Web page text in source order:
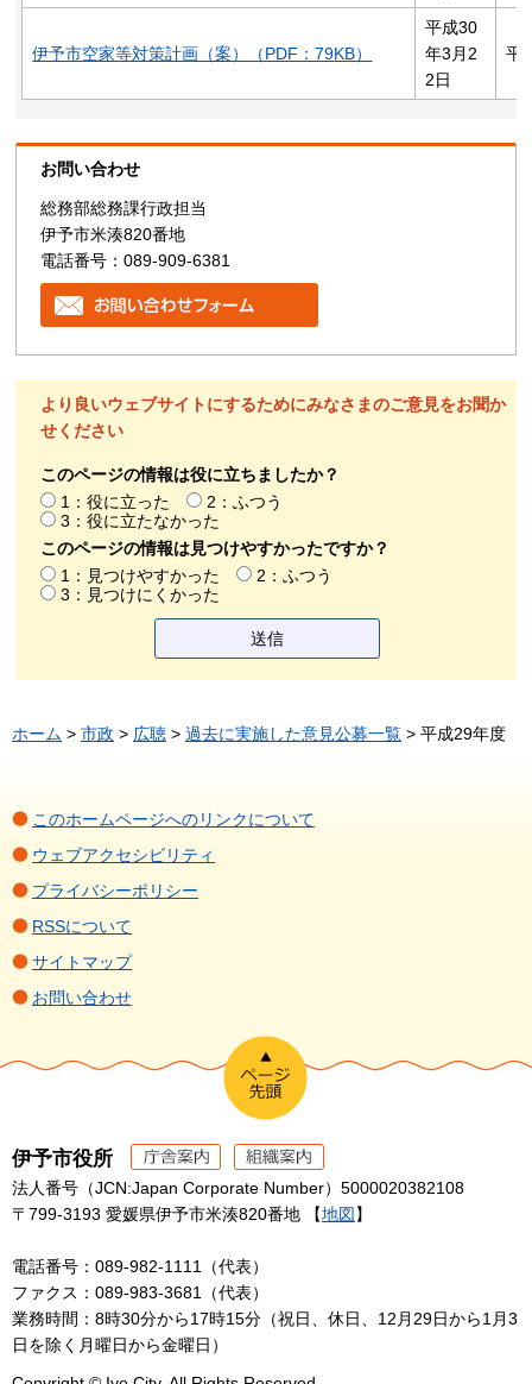
伊予市空家等対策計画（案）（PDF：79KB）
平成30
年3月2
2日
平
お問い合わせ
総務部総務課行政担当
伊予市米湊820番地
電話番号：089-909-6381
より良いウェブサイトにするためにみなさまのご意見をお聞か
せください
このページの情報は役に立ちましたか？
1：役に立った
2：ふつう
3：役に立たなかった
このページの情報は見つけやすかったですか？
1：見つけやすかった
2：ふつう
3：見つけにくかった
ホーム > 市政 > 広聴 > 過去に実施した意見公募一覧 > 平成29年度
このホームページへのリンクについて
ウェブアクセシビリティ
プライバシーポリシー
RSSについて
サイトマップ
お問い合わせ
伊予市役所
法人番号（JCN:Japan Corporate Number）5000020382108
〒799-3193 愛媛県伊予市米湊820番地 【地図 】
電話番号：089-982-1111（代表）
ファクス：089-983-3681（代表）
業務時間：8時30分から17時15分（祝日、休日、12月29日から1月3
日を除く月曜日から金曜日）